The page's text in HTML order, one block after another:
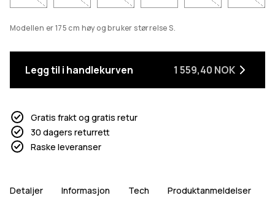
Modellen er 175 cm høy og bruker størrelse S.
Legg til i handlekurven 1 559,40 NOK
Gratis frakt og gratis retur
30 dagers returrett
Raske leveranser
Detaljer Informasjon Tech Produktanmeldelser